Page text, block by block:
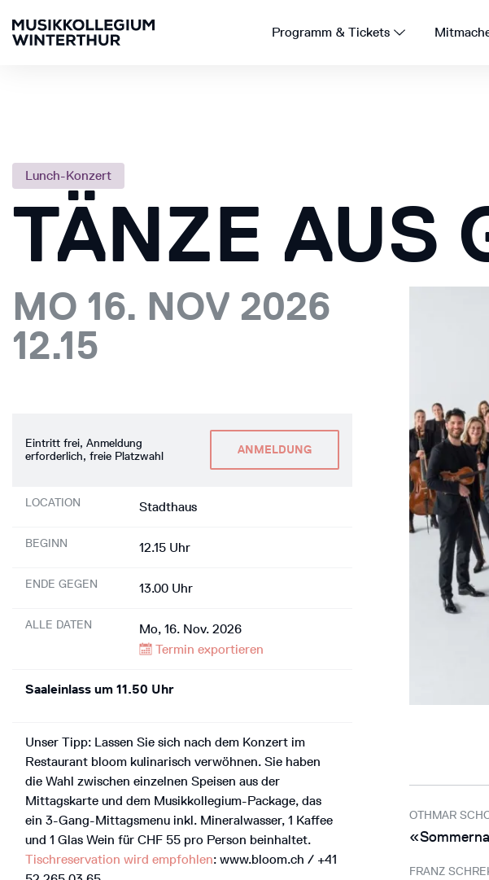
Programm & Tickets
Lunch-Konzert
TÄNZE AUS
MO 16. NOV 2026
12.15
Eintritt frei, Anmeldung
erforderlich, freie Platzwahl
ANMELDUNG
LOCATION Stadthaus
BEGINN 12.15 Uhr
ENDE GEGEN 13.00 Uhr
ALLE DATEN
Mo, 16. Nov. 2026
Termin exportieren
Saaleinlass um 11.50 Uhr
Unser Tipp: Lassen Sie sich nach dem Konzert im
Restaurant bloom kulinarisch verwöhnen. Sie haben
die Wahl zwischen einzelnen Speisen aus der
Mittagskarte und dem Musikkollegium-Package, das
ein 3-Gang-Mittagsmenu inkl. Mineralwasser, 1 Kaffee
und 1 Glas Wein für CHF 55 pro Person beinhaltet.
Tischreservation wird empfohlen: www.bloom.ch / +41
OTHMAR
FRANZ